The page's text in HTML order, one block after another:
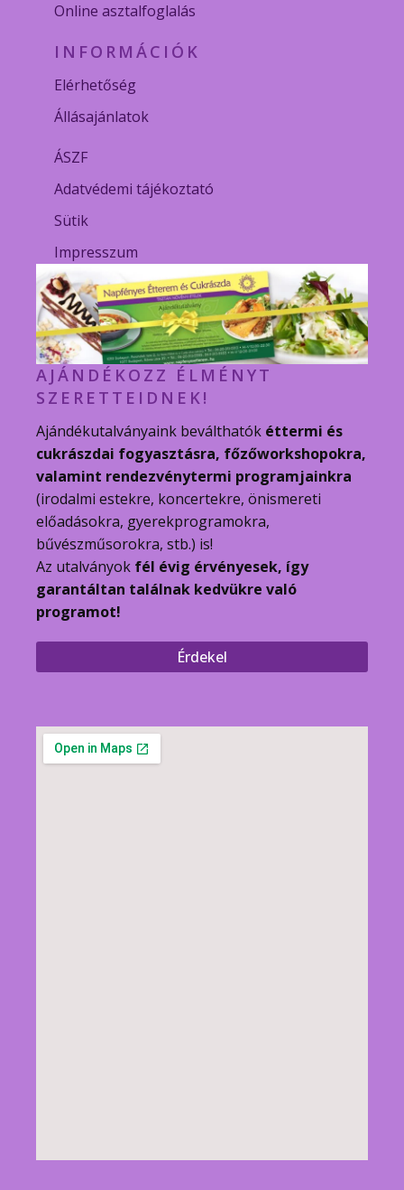
Online asztalfoglalás
INFORMÁCIÓK
Elérhetőség
Állásajánlatok
ÁSZF
Adatvédemi tájékoztató
Sütik
Impresszum
AJÁNDÉKOZZ ÉLMÉNYT
SZERETTEIDNEK!
Ajándékutalványaink beválthatók éttermi és
cukrászdai fogyasztásra, főzőworkshopokra,
valamint rendezvénytermi programjainkra
(irodalmi estekre, koncertekre, önismereti
előadásokra, gyerekprogramokra,
bűvészműsorokra, stb.) is!
Az utalványok fél évig érvényesek, így
garantáltan találnak kedvükre való
programot!
Érdekel